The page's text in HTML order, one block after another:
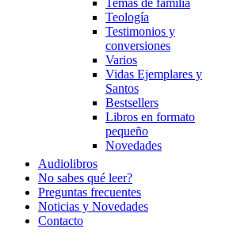
Temas de familia
Teología
Testimonios y
conversiones
Varios
Vidas Ejemplares y
Santos
Bestsellers
Libros en formato
pequeño
Novedades
Audiolibros
No sabes qué leer?
Preguntas frecuentes
Noticias y Novedades
Contacto